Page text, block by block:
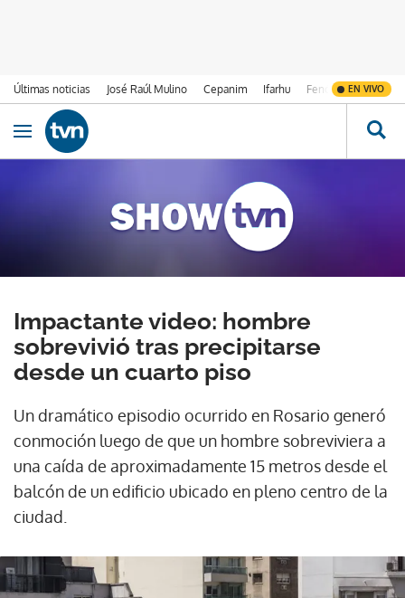
Últimas noticias José Raúl Mulino Cepanim Ifarhu Fenómeno de El
EN VIVO
Ir al contenido
Obrir navegació
Impactante video: hombre
sobrevivió tras precipitarse
desde un cuarto piso
Un dramático episodio ocurrido en Rosario generó
conmoción luego de que un hombre sobreviviera a
una caída de aproximadamente 15 metros desde el
balcón de un edificio ubicado en pleno centro de la
ciudad.